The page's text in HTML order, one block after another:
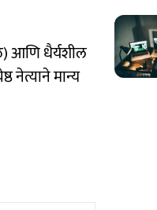
आणि धैर्यशील
नेत्याने मान्य